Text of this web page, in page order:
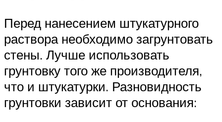
Перед нанесением штукатурного
раствора необходимо загрунтовать
стены. Лучше использовать
грунтовку того же производителя,
что и штукатурки. Разновидность
грунтовки зависит от основания: